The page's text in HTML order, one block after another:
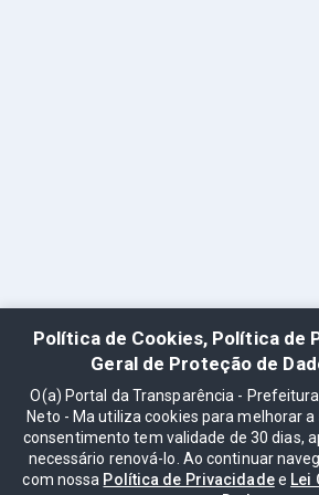
Política de Cookies, Política de
Geral de Proteção de
O(a) Portal da Transparência -
Neto - Ma utiliza cookies para melhorar
consentimento tem validade de 30 dias,
necessário renová-lo. Ao continuar
com nossa Política de Privacidadee Lei